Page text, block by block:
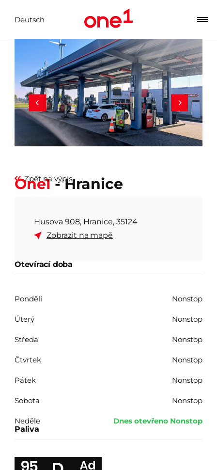
Deutsch
Zpět na výpis
One1- Hranice
Husova 908, Hranice, 35124
Zobrazit na mapě
Otevírací doba
Pondělí Nonstop
Úterý Nonstop
Středa Nonstop
Čtvrtek Nonstop
Pátek Nonstop
Sobota Nonstop
Neděle Dnes otevřeno Nonstop
Paliva